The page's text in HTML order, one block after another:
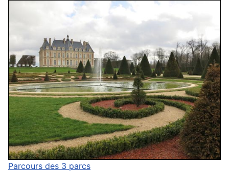
Parcours des 3 parcs